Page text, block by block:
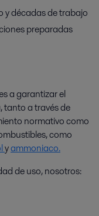
y décadas de trabajo
preparadas
a garantizar el
tanto a través de
normativo como
como
yammoniaco.
de uso, nosotros: